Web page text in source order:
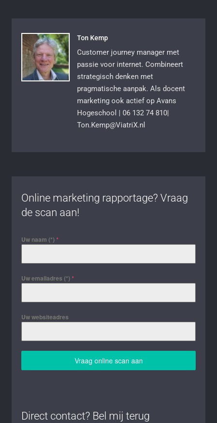
Ton Kemp
Customer journey manager met
passie voor internet. Combineert
strategisch denken met
pragmatische aanpak. Als docent
marketing ook actief op Avans
Hogeschool | 06 132 74 810|
Ton.Kemp@ViatriX.nl
Online marketing rapportage? Vraag
de scan aan!
Uw naam (*) *
Uw emailadres (*) *
Uw websiteadres
Vraag online scan aan
Direct contact? Bel mij terug